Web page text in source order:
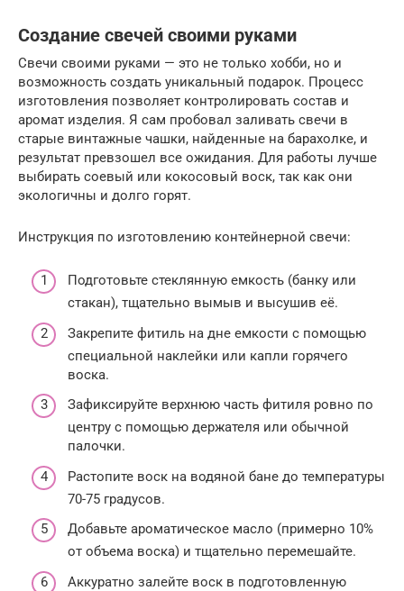
Создание свечей своими руками
Свечи своими руками — это не только хобби, но и
возможность создать уникальный подарок. Процесс
изготовления позволяет контролировать состав и
аромат изделия. Я сам пробовал заливать свечи в
старые винтажные чашки, найденные на барахолке, и
результат превзошел все ожидания. Для работы лучше
выбирать соевый или кокосовый воск, так как они
экологичны и долго горят.
Инструкция по изготовлению контейнерной свечи:
Подготовьте стеклянную емкость (банку или
стакан), тщательно вымыв и высушив её.
Закрепите фитиль на дне емкости с помощью
специальной наклейки или капли горячего
воска.
Зафиксируйте верхнюю часть фитиля ровно по
центру с помощью держателя или обычной
палочки.
Растопите воск на водяной бане до температуры
70-75 градусов.
Добавьте ароматическое масло (примерно 10%
от объема воска) и тщательно перемешайте.
Аккуратно залейте воск в подготовленную